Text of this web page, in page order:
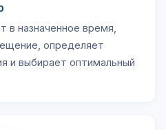
в назначенное время,
определяет
и выбирает оптимальный